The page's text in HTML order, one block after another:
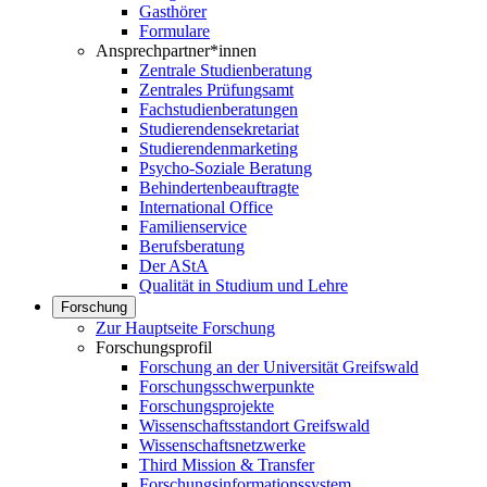
Gasthörer
Formulare
Ansprechpartner*innen
Zentrale Studienberatung
Zentrales Prüfungsamt
Fachstudienberatungen
Studierendensekretariat
Studierendenmarketing
Psycho-Soziale Beratung
Behindertenbeauftragte
International Office
Familienservice
Berufsberatung
Der AStA
Qualität in Studium und Lehre
Forschung
Zur Hauptseite Forschung
Forschungsprofil
Forschung an der Universität Greifswald
Forschungsschwerpunkte
Forschungsprojekte
Wissenschaftsstandort Greifswald
Wissenschaftsnetzwerke
Third Mission & Transfer